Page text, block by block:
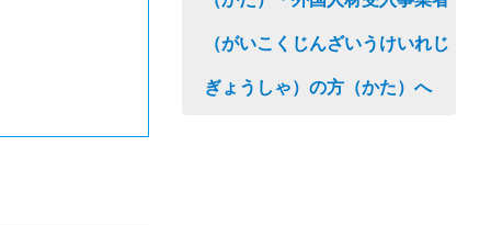
（がいこくじんざいうけいれじ
ぎょうしゃ）の方（かた）へ